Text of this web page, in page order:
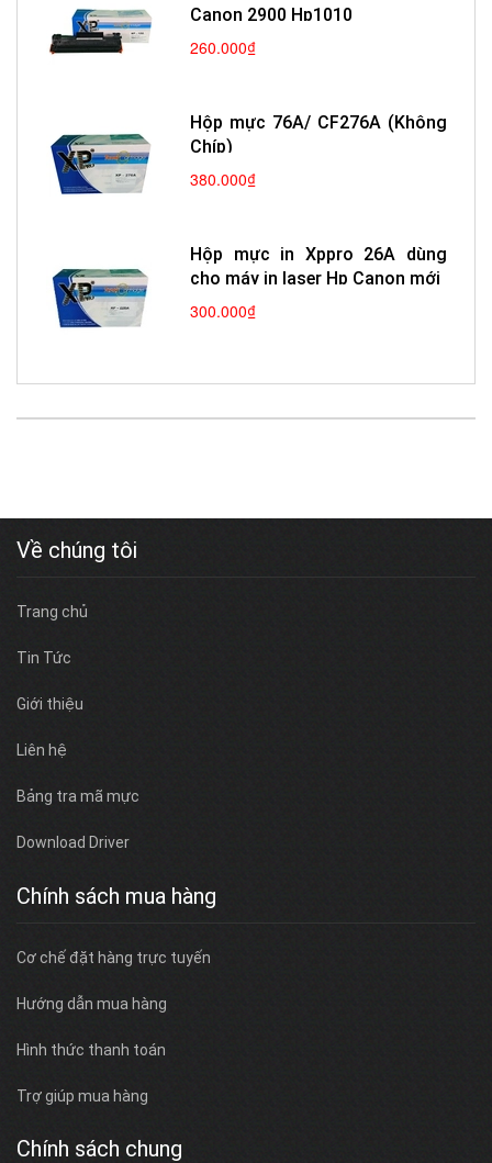
Canon 2900 Hp1010
260.000₫
Hộp mực 76A/ CF276A (Không
Chíp)
380.000₫
Hộp mực in Xppro 26A dùng
cho máy in laser Hp Canon mới
300.000₫
Về chúng tôi
Trang chủ
Tin Tức
Giới thiệu
Liên hệ
Bảng tra mã mực
Download Driver
Chính sách mua hàng
Cơ chế đặt hàng trực tuyến
Hướng dẫn mua hàng
Hình thức thanh toán
Trợ giúp mua hàng
Chính sách chung